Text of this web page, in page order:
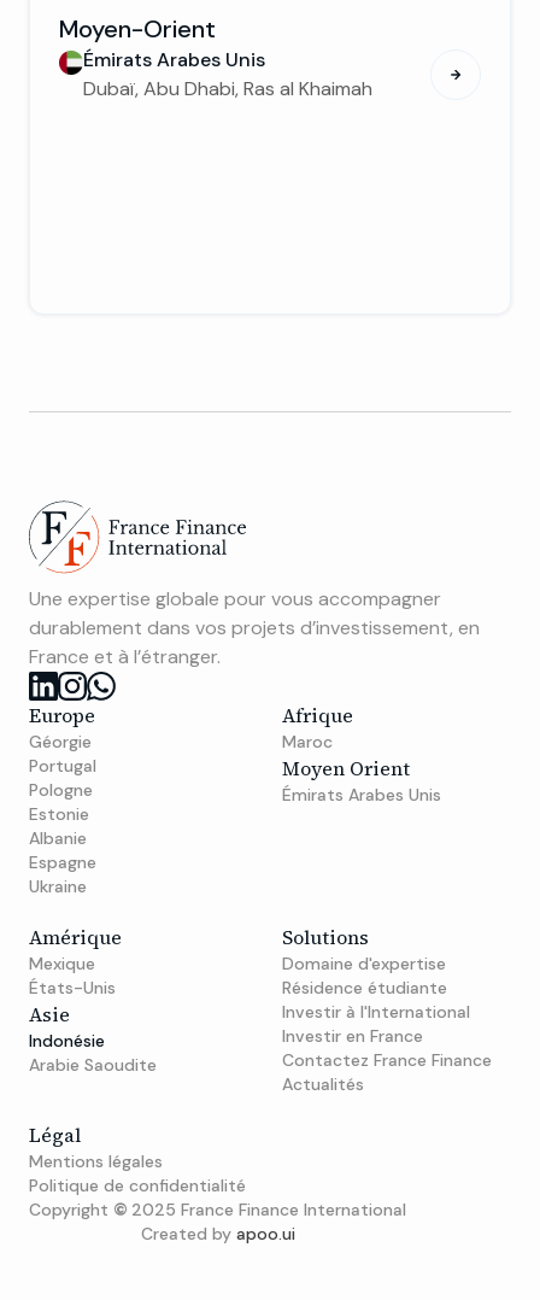
Moyen-Orient
Émirats Arabes Unis
Dubaï, Abu Dhabi, Ras al Khaimah
Une expertise globale pour vous accompagner
durablement dans vos projets d’investissement, en
France et à l’étranger.
Europe
Géorgie
Portugal
Pologne
Estonie
Albanie
Espagne
Ukraine
Afrique
Maroc
Moyen Orient
Émirats Arabes Unis
Amérique
Mexique
États-Unis
Asie
Indonésie
Arabie Saoudite
Solutions
Domaine d'expertise
Résidence étudiante
Investir à l'International
Investir en France
Contactez France Finance
Actualités
Légal
Mentions légales
Politique de confidentialité
Copyright © 2025 France Finance International
Created by apoo.ui